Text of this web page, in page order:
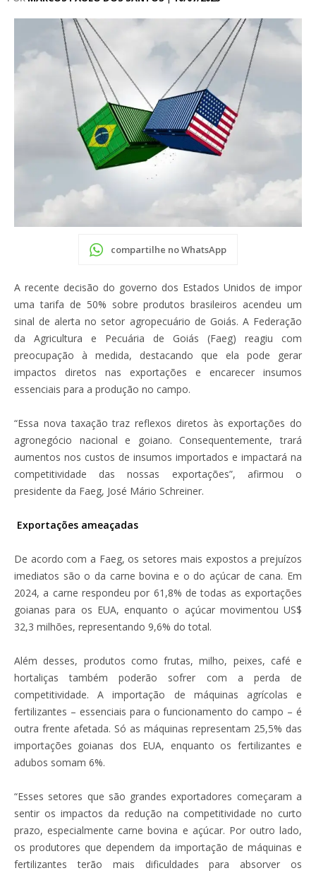
compartilhe no WhatsApp
A recente decisão do governo dos Estados Unidos de impor
uma tarifa de 50% sobre produtos brasileiros acendeu um
sinal de alerta no setor agropecuário de Goiás. A Federação
da Agricultura e Pecuária de Goiás (Faeg) reagiu com
preocupação à medida, destacando que ela pode gerar
impactos diretos nas exportações e encarecer insumos
essenciais para a produção no campo.
“Essa nova taxação traz reflexos diretos às exportações do
agronegócio nacional e goiano. Consequentemente, trará
aumentos nos custos de insumos importados e impactará na
competitividade das nossas exportações”, afirmou o
presidente da Faeg, José Mário Schreiner.
Exportações ameaçadas
De acordo com a Faeg, os setores mais expostos a prejuízos
imediatos são o da carne bovina e o do açúcar de cana. Em
2024, a carne respondeu por 61,8% de todas as exportações
goianas para os EUA, enquanto o açúcar movimentou US$
32,3 milhões, representando 9,6% do total.
Além desses, produtos como frutas, milho, peixes, café e
hortaliças também poderão sofrer com a perda de
competitividade. A importação de máquinas agrícolas e
fertilizantes – essenciais para o funcionamento do campo – é
outra frente afetada. Só as máquinas representam 25,5% das
importações goianas dos EUA, enquanto os fertilizantes e
adubos somam 6%.
“Esses setores que são grandes exportadores começaram a
sentir os impactos da redução na competitividade no curto
prazo, especialmente carne bovina e açúcar. Por outro lado,
os produtores que dependem da importação de máquinas e
fertilizantes terão mais dificuldades para absorver os